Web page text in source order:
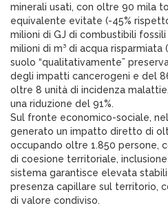
minerali usati, con oltre 90 mila
equivalente evitate (-45%
milioni di GJ di combustibili
milioni di m³ di acqua risparmiata
suolo “qualitativamente”
degli impatti cancerogeni e del
oltre 8 unità di incidenza
una riduzione del 91%.
Sul fronte economico-sociale,
generato un impatto diretto di
occupando oltre 1.850 persone,
di coesione territoriale,
sistema garantisce elevata
presenza capillare sul territorio,
di valore condiviso.